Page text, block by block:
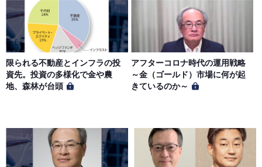
限られる不動産とインフラの投
資先。投資の多様化で金や農
地、森林が台頭
アフターコロナ時代の運用戦略
～金（ゴールド）市場に何が起
きているのか～